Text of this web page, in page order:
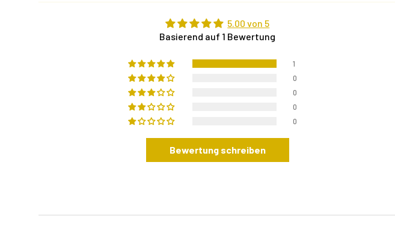
5.00 von 5
Basierend auf 1 Bewertung
1
0
0
0
0
Bewertung schreiben